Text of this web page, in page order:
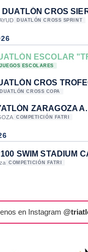
DUATLÓN CROSS SPRINT
JUEGOS ESCOLARES
DUATLÓN CROSS COPA
H8
COMPETICIÓN FATRI
COMPETICIÓN FATRI
en Instagram